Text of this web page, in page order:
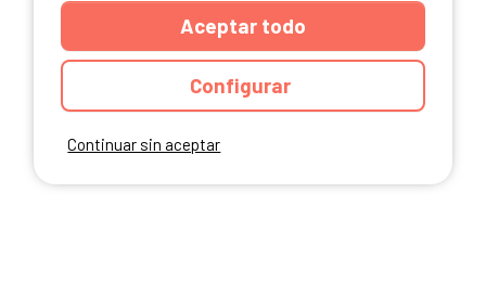
Continuar sin aceptar
Aceptar todo
Configurar